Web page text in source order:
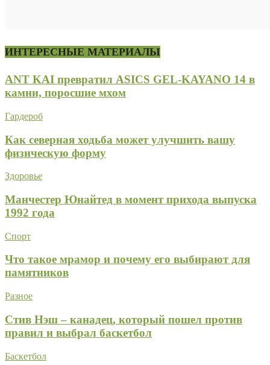
ИНТЕРЕСНЫЕ МАТЕРИАЛЫ
ANT KAI превратил ASICS GEL-KAYANO 14 в
камни, поросшие мхом
Гардероб
Как северная ходьба может улучшить вашу
физическую форму
Здоровье
Манчестер Юнайтед в момент прихода выпуска
1992 года
Спорт
Что такое мрамор и почему его выбирают для
памятников
Разное
Стив Нэш – канадец, который пошел против
правил и выбрал баскетбол
Баскетбол